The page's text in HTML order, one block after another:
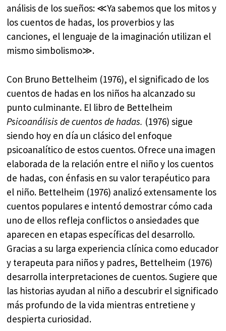
análisis de los sueños: ≪Ya sabemos que los mitos y
los cuentos de hadas, los proverbios y las
canciones, el lenguaje de la imaginación utilizan el
mismo simbolismo≫.
Con Bruno Bettelheim (1976), el significado de los
cuentos de hadas en los niños ha alcanzado su
punto culminante. El libro de Bettelheim
Psicoanálisis de cuentos de hadas. (1976) sigue
siendo hoy en día un clásico del enfoque
psicoanalítico de estos cuentos. Ofrece una imagen
elaborada de la relación entre el niño y los cuentos
de hadas, con énfasis en su valor terapéutico para
el niño. Bettelheim (1976) analizó extensamente los
cuentos populares e intentó demostrar cómo cada
uno de ellos refleja conflictos o ansiedades que
aparecen en etapas específicas del desarrollo.
Gracias a su larga experiencia clínica como educador
y terapeuta para niños y padres, Bettelheim (1976)
desarrolla interpretaciones de cuentos. Sugiere que
las historias ayudan al niño a descubrir el significado
más profundo de la vida mientras entretiene y
despierta curiosidad.